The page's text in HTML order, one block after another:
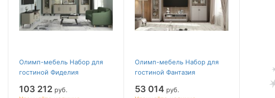
Олимп-мебель Набор для
гостиной Фиделия
103 212 руб.
Олимп-мебель Набор для
гостиной Фантазия
53 014 руб.